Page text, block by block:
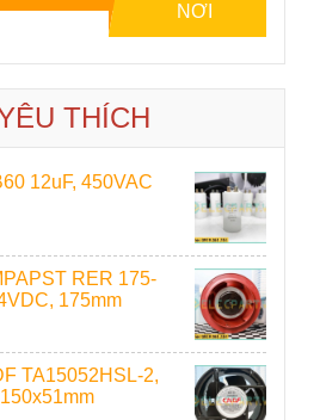
NƠI
THÍCH
12uF, 450VAC
RER 175-
175mm
TA15052HSL-2,